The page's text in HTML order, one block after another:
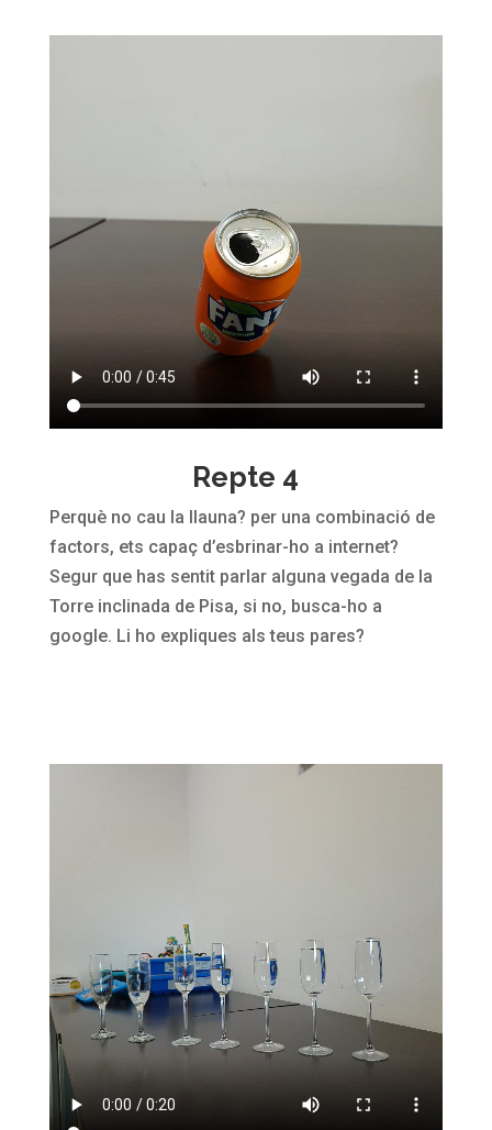
Repte 4
Perquè no cau la llauna? per una combinació de
factors, ets capaç d’esbrinar-ho a internet?
Segur que has sentit parlar alguna vegada de la
Torre inclinada de Pisa, si no, busca-ho a
google. Li ho expliques als teus pares?